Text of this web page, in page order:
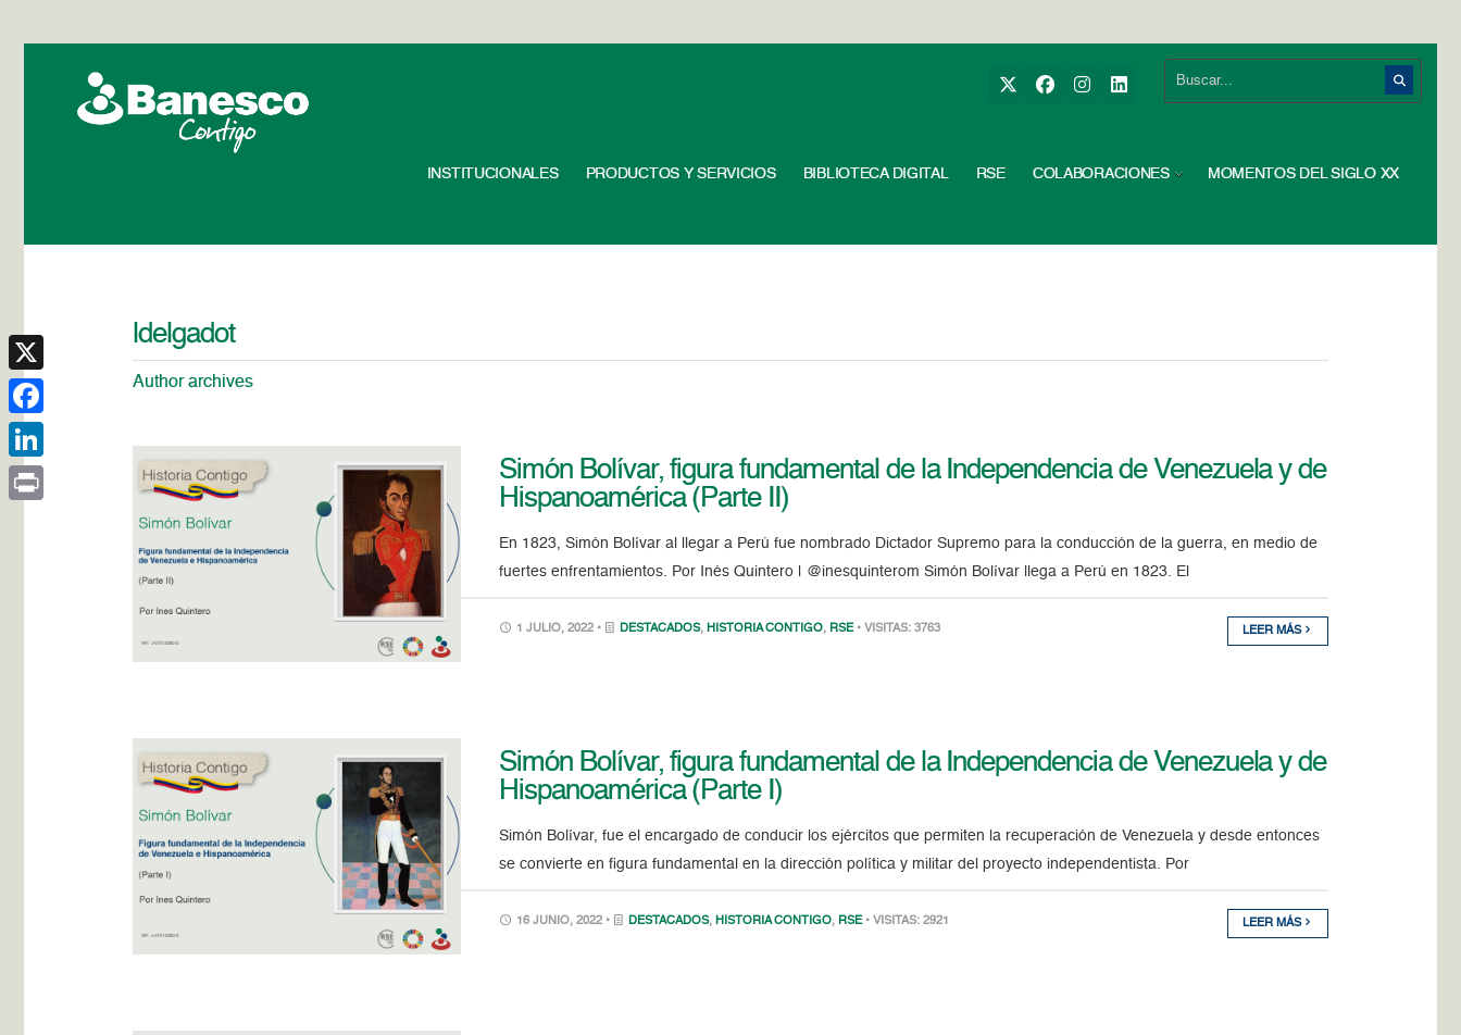
INSTITUCIONALES PRODUCTOS Y SERVICIOS BIBLIOTECA DIGITAL RSE COLABORACIONES MOMENTOS DEL SIGLO XX
ldelgadot
Author archives
Simón Bolívar, figura fundamental de la Independencia de Venezuela y de
Hispanoamérica (Parte II)
En 1823, Simón Bolívar al llegar a Perú fue nombrado Dictador Supremo para la conducción de la guerra, en medio de
fuertes enfrentamientos. Por Inés Quintero | @inesquinterom Simón Bolívar llega a Perú en 1823. El
1 JULIO, 2022 • DESTACADOS, HISTORIA CONTIGO, RSE • VISITAS: 3763 LEER MÁS
Simón Bolívar, figura fundamental de la Independencia de Venezuela y de
Hispanoamérica (Parte I)
Simón Bolívar, fue el encargado de conducir los ejércitos que permiten la recuperación de Venezuela y desde entonces
se convierte en figura fundamental en la dirección política y militar del proyecto independentista. Por
16 JUNIO, 2022 • DESTACADOS, HISTORIA CONTIGO, RSE • VISITAS: 2921 LEER MÁS
X
Facebook
LinkedIn